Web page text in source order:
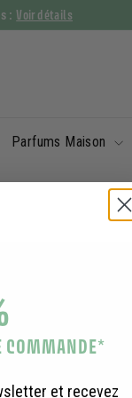
: Voir détails
Parfums Maison
COMMANDE*
et recevez